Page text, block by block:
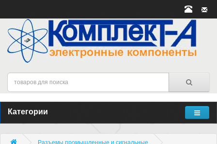
Категории
Разъемы промышленные и сигнальные